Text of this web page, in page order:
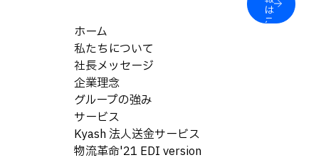
は
こ
ホーム
私たちについて
社長メッセージ
企業理念
グループの強み
サービス
Kyash 法人送金サービス
物流革命'21 EDI version